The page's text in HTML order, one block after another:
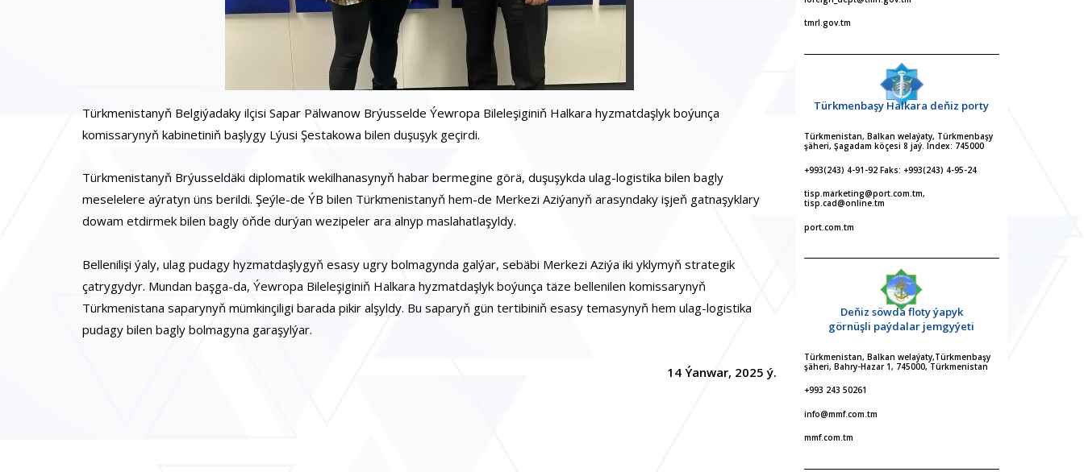
Türkmenistanyň Belgiýadaky ilçisi Sapar Pälwanow Brýusselde Ýewropa Bileleşiginiň Halkara hyzmatdaşlyk boýunça
komissarynyň kabinetiniň başlygy Lýusi Şestakowa bilen duşuşyk geçirdi.
Türkmenistanyň Brýusseldäki diplomatik wekilhanasynyň habar bermegine görä, duşuşykda ulag-logistika bilen bagly
meselelere aýratyn üns berildi. Şeýle-de ÝB bilen Türkmenistanyň hem-de Merkezi Aziýanyň arasyndaky işjeň gatnaşyklary
dowam etdirmek bilen bagly öňde durýan wezipeler ara alnyp maslahatlaşyldy.
Bellenilişi ýaly, ulag pudagy hyzmatdaşlygyň esasy ugry bolmagynda galýar, sebäbi Merkezi Aziýa iki yklymyň strategik
çatrygydyr. Mundan başga-da, Ýewropa Bileleşiginiň Halkara hyzmatdaşlyk boýunça täze bellenilen komissarynyň
Türkmenistana saparynyň mümkinçiligi barada pikir alşyldy. Bu saparyň gün tertibiniň esasy temasynyň hem ulag-logistika
pudagy bilen bagly bolmagyna garaşylýar.
14 Ýanwar, 2025 ý.
tmrl.gov.tm
Türkmenbaşy Halkara deňiz porty
Türkmenistan, Balkan welaýaty, Türkmenbaşy
şäheri, Şagadam köçesi 8 jaý. Index: 745000
+993(243) 4-91-92 Faks: +993(243) 4-95-24
tisp.marketing@port.com.tm,
tisp.cad@online.tm
port.com.tm
Deňiz söwda floty ýapyk
görnüşli paýdalar jemgyýeti
Türkmenistan, Balkan welaýaty,Türkmenbaşy
şäheri, Bahry-Hazar 1, 745000, Türkmenistan
+993 243 50261
info@mmf.com.tm
mmf.com.tm